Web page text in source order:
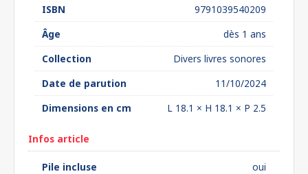
ISBN
9791039540209
Âge
dès 1 ans
Collection
Divers livres sonores
Date de parution
11/10/2024
Dimensions en cm
L 18.1 × H 18.1 × P 2.5
Infos article
Pile incluse
oui